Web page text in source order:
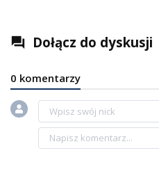
question_answer Dołącz do dyskusji
0 komentarzy